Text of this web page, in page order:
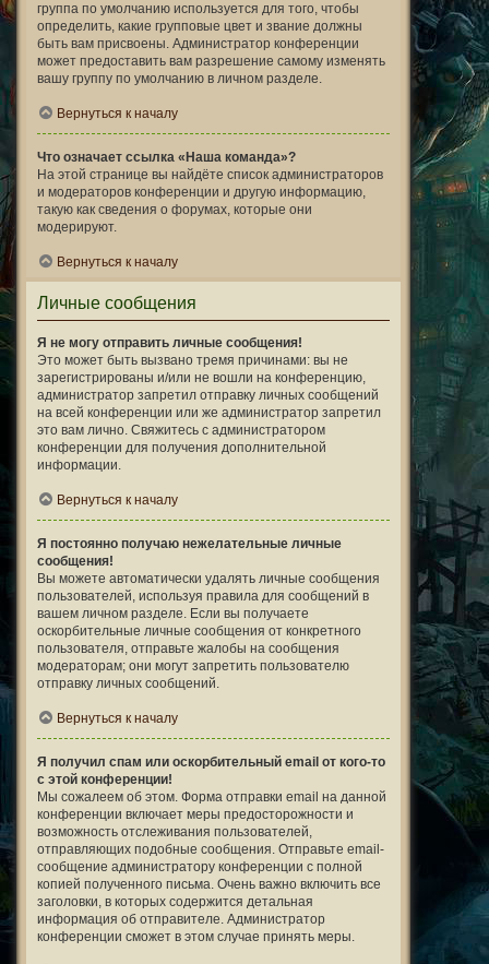
группа по умолчанию используется для того, чтобы
определить, какие групповые цвет и звание должны
быть вам присвоены. Администратор конференции
может предоставить вам разрешение самому изменять
вашу группу по умолчанию в личном разделе.
Вернуться к началу
Что означает ссылка «Наша команда»?
На этой странице вы найдёте список администраторов
и модераторов конференции и другую информацию,
такую как сведения о форумах, которые они
модерируют.
Вернуться к началу
Личные сообщения
Я не могу отправить личные сообщения!
Это может быть вызвано тремя причинами: вы не
зарегистрированы и/или не вошли на конференцию,
администратор запретил отправку личных сообщений
на всей конференции или же администратор запретил
это вам лично. Свяжитесь с администратором
конференции для получения дополнительной
информации.
Вернуться к началу
Я постоянно получаю нежелательные личные
сообщения!
Вы можете автоматически удалять личные сообщения
пользователей, используя правила для сообщений в
вашем личном разделе. Если вы получаете
оскорбительные личные сообщения от конкретного
пользователя, отправьте жалобы на сообщения
модераторам; они могут запретить пользователю
отправку личных сообщений.
Вернуться к началу
Я получил спам или оскорбительный email от кого-то
с этой конференции!
Мы сожалеем об этом. Форма отправки email на данной
конференции включает меры предосторожности и
возможность отслеживания пользователей,
отправляющих подобные сообщения. Отправьте email-
сообщение администратору конференции с полной
копией полученного письма. Очень важно включить все
заголовки, в которых содержится детальная
информация об отправителе. Администратор
конференции сможет в этом случае принять меры.